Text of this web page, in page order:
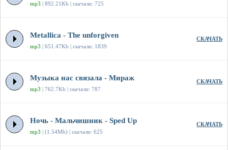
mp3 | 892.21Kb | скачали: 725
Metallica - The unforgiven
mp3 | 651.47Kb | скачали: 1839
СКАЧАТЬ
Музыка нас связала - Мираж
mp3 | 762.7Kb | скачали: 787
СКАЧАТЬ
Ночь - Мальчишник - Sped Up
mp3 | (1.54Mb) | скачали: 625
СКАЧАТЬ